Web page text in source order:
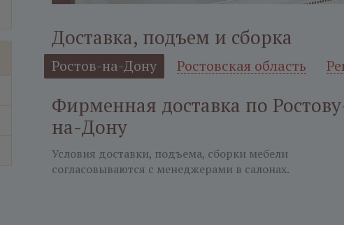
Доставка, подъем и сборка
Ростов-на-Дону Ростовская область
Фирменная доставка по
на-Дону
Условия доставки, подъема, сборки мебели
согласовываются с менеджерами в салонах.